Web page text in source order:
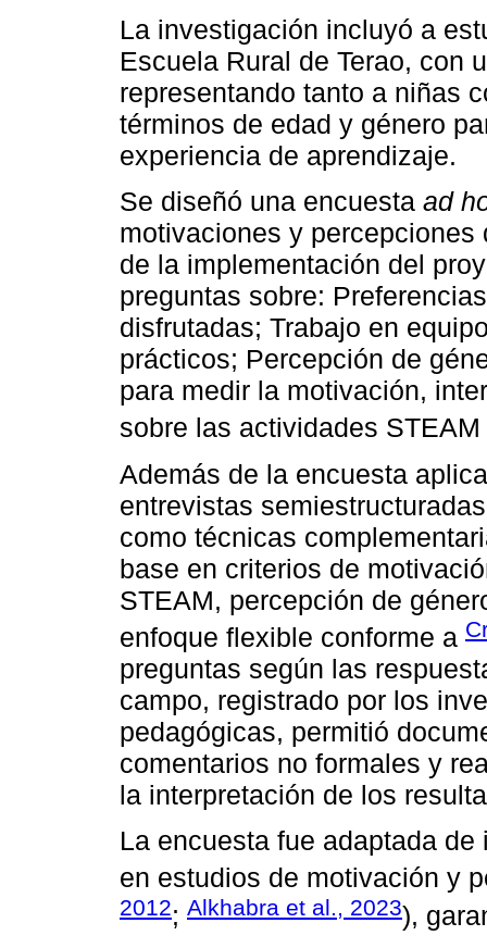
La investigación incluyó a
Escuela Rural de Terao, con
representando tanto a niñas
términos de edad y género
experiencia de aprendizaje.
Se diseñó una encuesta ad
motivaciones y
de la implementación del
preguntas sobre:
disfrutadas; Trabajo en
prácticos; Percepción de
para medir la motivación,
sobre las actividades STEAM
Además de la encuesta
entrevistas
como técnicas
base en criterios de
STEAM, percepción de
enfoque flexible conforme a
preguntas según las
campo, registrado por los
pedagógicas, permitió
comentarios no formales y
la interpretación de los
La encuesta fue adaptada
en estudios de motivación y
2012; Alkhabra et al., 2023),